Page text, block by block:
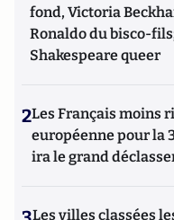
fond, Victoria
Ronaldo du bisco-
Shakespeare queer
2Les Français moins
européenne pour la
ira le grand
Les villes classées